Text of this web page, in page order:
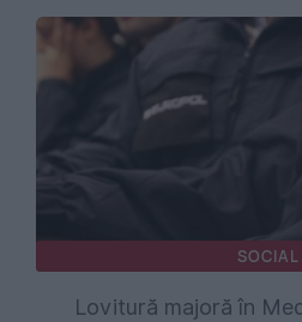
SOCIAL
Lovitură majoră în